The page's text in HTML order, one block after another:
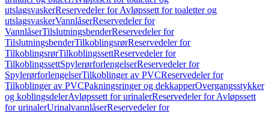
utslagsvaskerReservedeler for Avløpssett for toaletter og
utslagsvaskerVannlåserReservedeler for
VannlåserTilslutningsbenderReservedeler for
TilslutningsbenderTilkoblingsrørReservedeler for
TilkoblingsrørTilkoblingssettReservedeler for
TilkoblingssettSpylerørforlengelserReservedeler for
SpylerørforlengelserTilkoblinger av PVCReservedeler for
Tilkoblinger av PVCPakningsringer og dekkapperOvergangsstykker
og koblingsdelerAvløpssett for urinalerReservedeler for Avløpssett
for urinalerUrinalvannlåserReservedeler for